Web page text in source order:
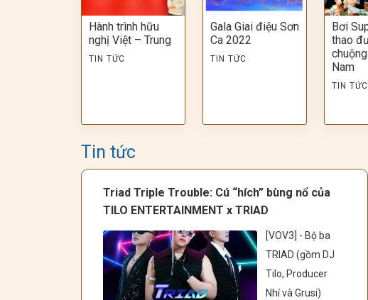
Hành trình hữu
nghị Việt – Trung
TIN TỨC
Gala Giai điệu Sơn
Ca 2022
TIN TỨC
Bơi
thao
Nam
TIN TỨC
Tin tức
Triad Triple Trouble: Cú “hích” bùng nổ của
TILO ENTERTAINMENT x TRIAD
[VOV3] - Bộ ba
TRIAD (gồm DJ
Tilo, Producer
Nhí và Grusi)